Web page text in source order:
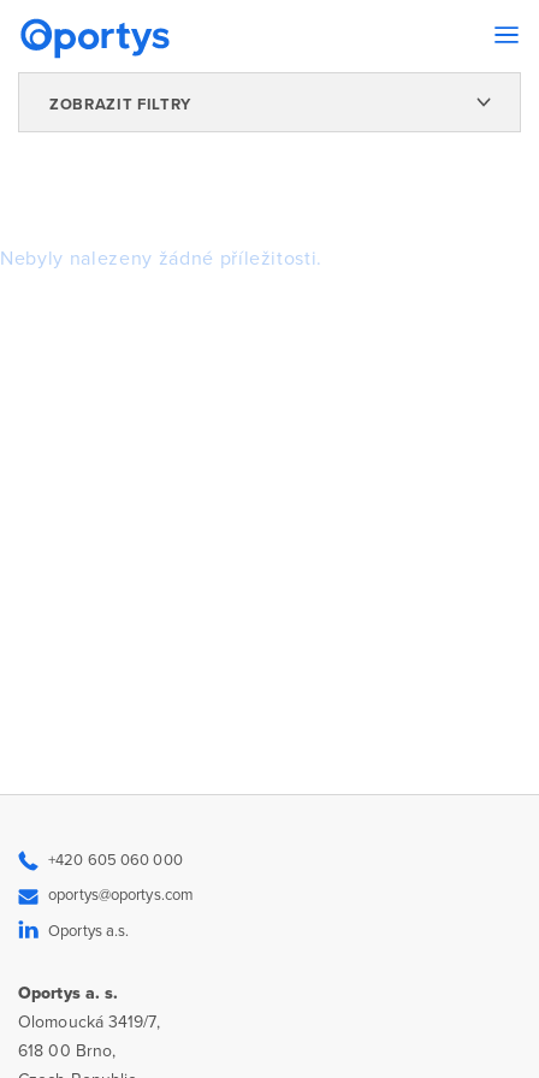
ZOBRAZIT FILTRY
Nebyly nalezeny žádné příležitosti.
+420 605 060 000
oportys@oportys.com
Oportys a.s.
Oportys a. s.
Olomoucká 3419/7,
618 00 Brno,